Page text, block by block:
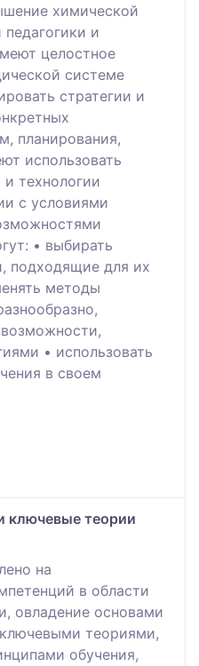
химической
и
целостное
системе
стратегии и
планирования,
использовать
технологии
с условиями
• выбирать
подходящие для их
методы
• использовать
в своем
ключевые теории
на
в области
овладение основами
ключевыми теориями,
обучения,